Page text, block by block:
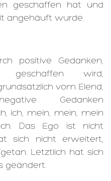
geschaffen hat und
angehäuft wurde.
positive Gedanken,
geschaffen wird,
vom Elend,
Gedanken
ich, mein, mein, mein
Das Ego ist nicht
sich nicht erweitert,
Letztlich hat sich
geändert.